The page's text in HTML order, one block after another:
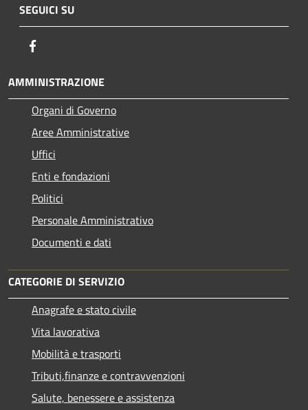
SEGUICI SU
AMMINISTRAZIONE
Organi di Governo
Aree Amministrative
Uffici
Enti e fondazioni
Politici
Personale Amministrativo
Documenti e dati
CATEGORIE DI SERVIZIO
Anagrafe e stato civile
Vita lavorativa
Mobilità e trasporti
Tributi,finanze e contravvenzioni
Salute, benessere e assistenza